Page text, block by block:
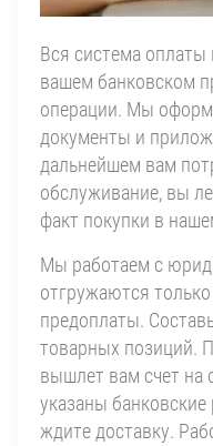
Вся система
вашем банковском
операции. Мы
документы и
дальнейшем вам
обслуживание, вы
факт покупки в
Мы работаем с
отгружаются
предоплаты.
товарных позиций.
вышлет вам счет на
указаны
ждите доставку.